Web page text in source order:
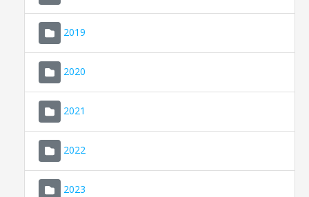
2019
2020
2021
2022
2023